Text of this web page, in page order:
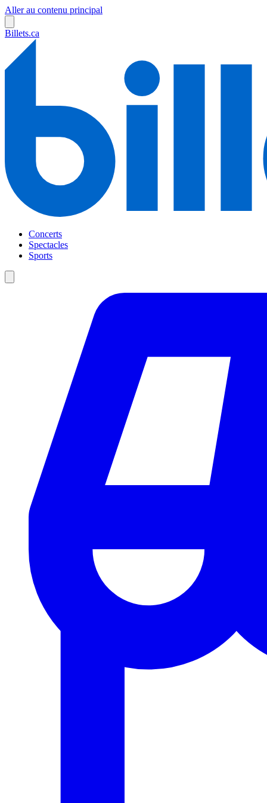
Aller au contenu principal
Billets.ca
Concerts
Spectacles
Sports